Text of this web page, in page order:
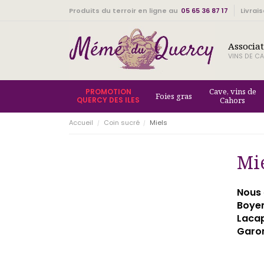
Produits du terroir en ligne au 05 65 36 87 17
VINS DE
PROMOTION
QUERCY DES ILES
Foies gras
Cave, vins de
Cahors
Accueil Coin sucré Miels